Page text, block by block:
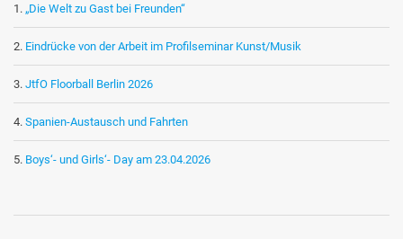
„Die Welt zu Gast bei Freunden“
Eindrücke von der Arbeit im Profilseminar Kunst/Musik
JtfO Floorball Berlin 2026
Spanien-Austausch und Fahrten
Boys‘- und Girls‘- Day am 23.04.2026